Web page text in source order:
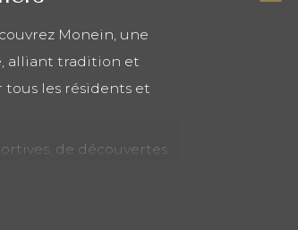
Monein, une
alliant tradition et
les résidents et
de découvertes
propice à la